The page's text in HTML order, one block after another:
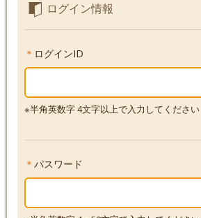
ログイン情報
＊ ログインID
※半角英数字 4文字以上で入力してください
＊ パスワード